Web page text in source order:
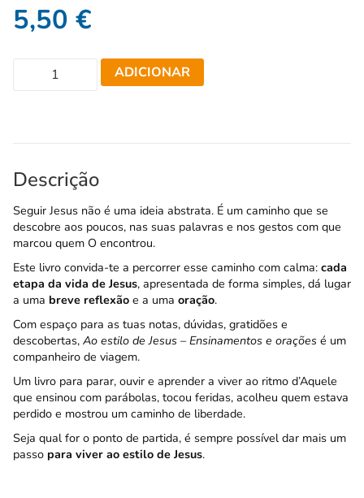
5,50 €
ADICIONAR
Descrição
Seguir Jesus não é uma ideia abstrata. É um caminho que se
descobre aos poucos, nas suas palavras e nos gestos com que
marcou quem O encontrou.
Este livro convida-te a percorrer esse caminho com calma: cada
etapa da vida de Jesus, apresentada de forma simples, dá lugar
a uma breve reflexão e a uma oração.
Com espaço para as tuas notas, dúvidas, gratidões e
descobertas, Ao estilo de Jesus – Ensinamentos e orações é um
companheiro de viagem.
Um livro para parar, ouvir e aprender a viver ao ritmo d’Aquele
que ensinou com parábolas, tocou feridas, acolheu quem estava
perdido e mostrou um caminho de liberdade.
Seja qual for o ponto de partida, é sempre possível dar mais um
passo para viver ao estilo de Jesus.